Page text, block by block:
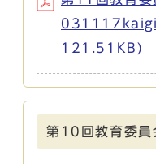
121.51KB)
第10回教育委員